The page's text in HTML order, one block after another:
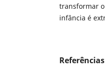
transformar
infância é
Referências